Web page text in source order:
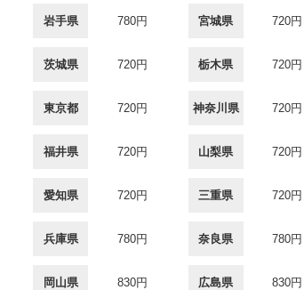
岩手県 780円 宮城県 720円
茨城県 720円 栃木県 720円
東京都 720円 神奈川県 720円
福井県 720円 山梨県 720円
愛知県 720円 三重県 720円
兵庫県 780円 奈良県 780円
岡山県 830円 広島県 830円